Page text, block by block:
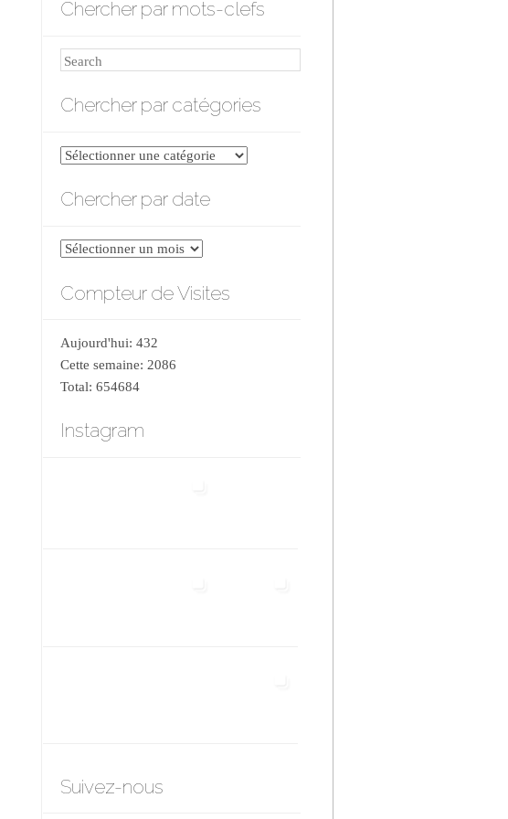
Chercher par mots-clefs
Search
Chercher par catégories
Chercher
catégories
Chercher par date
Chercher
date
Compteur de Visites
Aujourd'hui: 432
Cette semaine: 2086
Total: 654684
Instagram
Suivez-nous